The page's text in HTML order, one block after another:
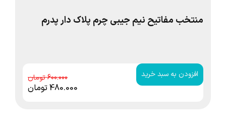
منتخب مفاتیح نیم جیبی چرم پلاک دار پدرم
افزودن به سبد خرید 600.000
480.000تومان